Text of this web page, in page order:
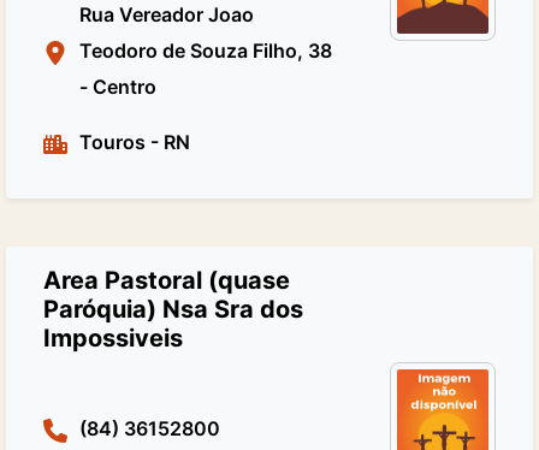
Rua Vereador Joao
Teodoro de Souza Filho, 38
- Centro
Touros - RN
Area Pastoral (quase
Paróquia) Nsa Sra dos
Impossiveis
(84) 36152800